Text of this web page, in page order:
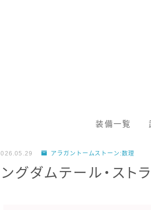
装備一覧
アラガントームストーン:数理
グダムテール・スト